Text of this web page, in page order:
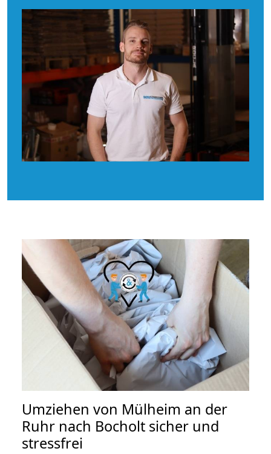
Umziehen von Mülheim an der
Ruhr nach Bocholt sicher und
stressfrei